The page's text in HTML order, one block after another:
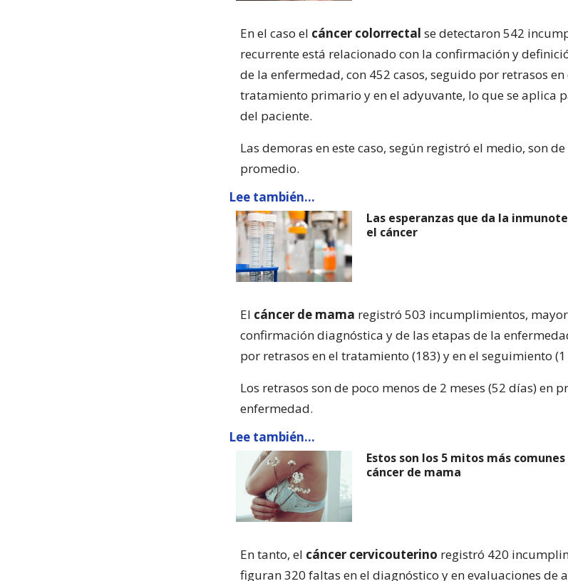
En el caso el cáncer colorrectal se detectaron 542
recurrente está relacionado con la confirmación y
de la enfermedad, con 452 casos, seguido por retrasos
tratamiento primario y en el adyuvante, lo que se aplica
del paciente.
Las demoras en este caso, según registró el medio, son
promedio.
Lee también...
Las esperanzas que da la
el cáncer
El cáncer de mama registró 503 incumplimientos,
confirmación diagnóstica y de las etapas de la
por retrasos en el tratamiento (183) y en el seguimiento (1
Los retrasos son de poco menos de 2 meses (52 días) en
enfermedad.
Lee también...
Estos son los 5 mitos más
cáncer de mama
En tanto, el cáncer cervicouterino registró 420
figuran 320 faltas en el diagnóstico y en evaluaciones de